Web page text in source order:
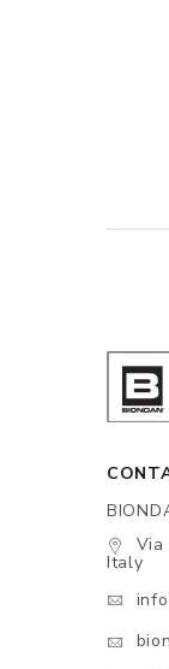
Via
Italy